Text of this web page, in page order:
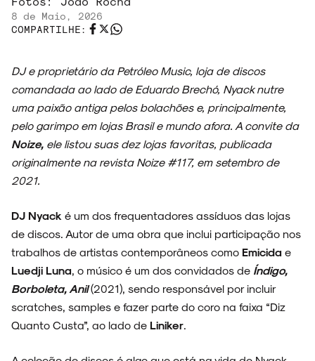
8 de Maio, 2026
COMPARTILHE:
DJ e proprietário da Petróleo Music, loja de discos
comandada ao lado de Eduardo Brechó, Nyack nutre
uma paixão antiga pelos bolachões e, principalmente,
pelo garimpo em lojas Brasil e mundo afora. A convite da
Noize, ele listou suas dez lojas favoritas, publicada
originalmente na revista Noize #117, em setembro de
2021.
DJ Nyack é um dos frequentadores assíduos das lojas
de discos. Autor de uma obra que inclui participação nos
trabalhos de artistas contemporâneos como Emicida e
Luedji Luna , o músico é um dos convidados de Índigo,
Borboleta, Anil(2021), sendo responsável por incluir
scratches, samples e fazer parte do coro na faixa “Diz
Quanto Custa”, ao lado de Liniker